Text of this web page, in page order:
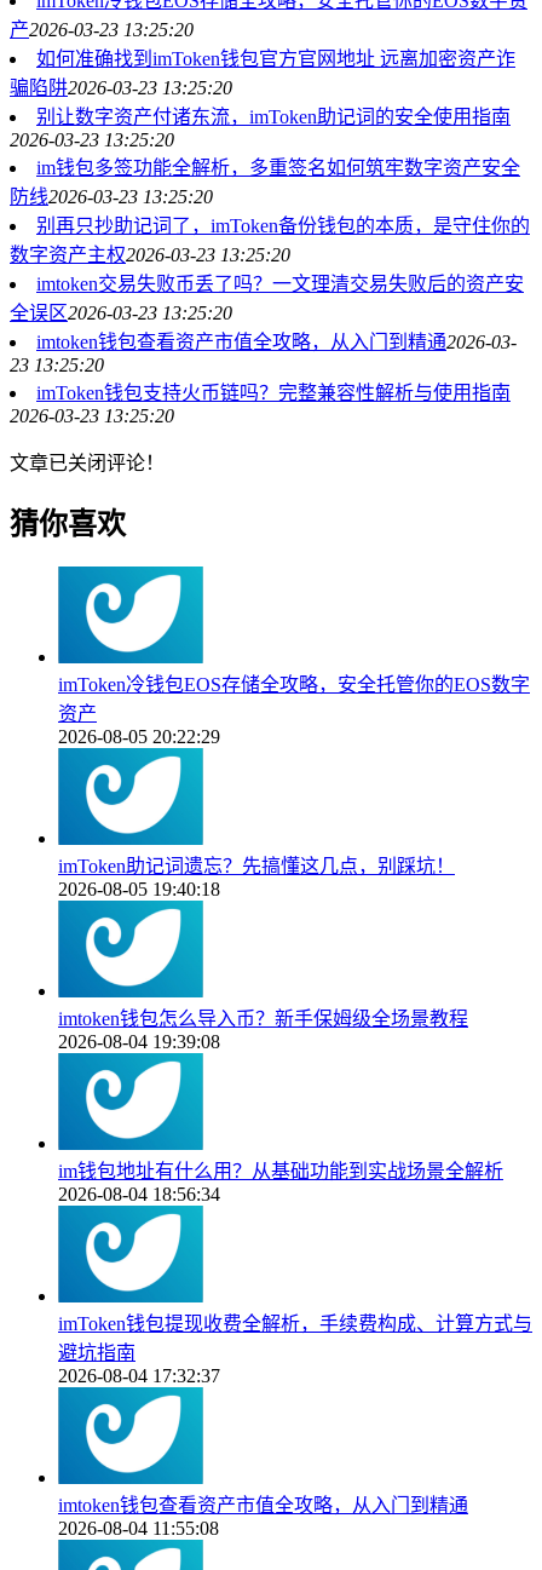
产2026-03-23 13:25:20
如何准确找到imToken钱包官方官网地址 远离加密资产诈
骗陷阱2026-03-23 13:25:20
别让数字资产付诸东流，imToken助记词的安全使用指南
2026-03-23 13:25:20
im钱包多签功能全解析，多重签名如何筑牢数字资产安全
防线2026-03-23 13:25:20
别再只抄助记词了，imToken备份钱包的本质，是守住你的
数字资产主权2026-03-23 13:25:20
imtoken交易失败币丢了吗？一文理清交易失败后的资产安
全误区2026-03-23 13:25:20
imtoken钱包查看资产市值全攻略，从入门到精通2026-03-
23 13:25:20
imToken钱包支持火币链吗？完整兼容性解析与使用指南
2026-03-23 13:25:20
文章已关闭评论！
猜你喜欢
imToken冷钱包EOS存储全攻略，安全托管你的EOS数字
资产
2026-08-05 20:22:29
imToken助记词遗忘？先搞懂这几点，别踩坑！
2026-08-05 19:40:18
imtoken钱包怎么导入币？新手保姆级全场景教程
2026-08-04 19:39:08
im钱包地址有什么用？从基础功能到实战场景全解析
2026-08-04 18:56:34
imToken钱包提现收费全解析，手续费构成、计算方式与
避坑指南
2026-08-04 17:32:37
imtoken钱包查看资产市值全攻略，从入门到精通
2026-08-04 11:55:08